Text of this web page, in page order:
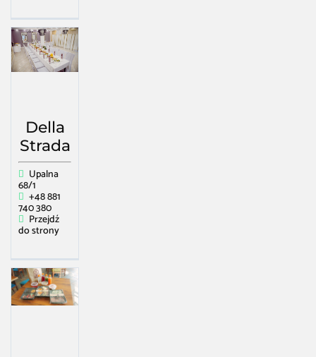
Della
Strada
Upalna
68/1
+48 881
740 380
Przejdź
do strony